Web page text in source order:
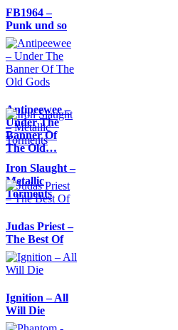
FB1964 –
Punk und so
Antipeewee –
Under The
Banner Of
The Old…
Iron Slaught –
Metallic
Torments
Judas Priest –
The Best Of
Ignition – All
Will Die